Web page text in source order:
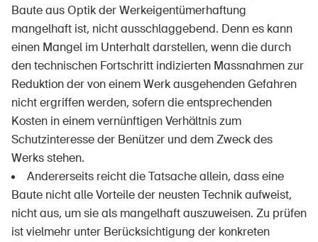
Baute aus Optik der Werkeigentümerhaftung
mangelhaft ist, nicht ausschlaggebend. Denn es kann
einen Mangel im Unterhalt darstellen, wenn die durch
den technischen Fortschritt indizierten Massnahmen zur
Reduktion der von einem Werk ausgehenden Gefahren
nicht ergriffen werden, sofern die entsprechenden
Kosten in einem vernünftigen Verhältnis zum
Schutzinteresse der Benützer und dem Zweck des
Werks stehen.
Andererseits reicht die Tatsache allein, dass eine
Baute nicht alle Vorteile der neusten Technik aufweist,
nicht aus, um sie als mangelhaft auszuweisen. Zu prüfen
ist vielmehr unter Berücksichtigung der konkreten